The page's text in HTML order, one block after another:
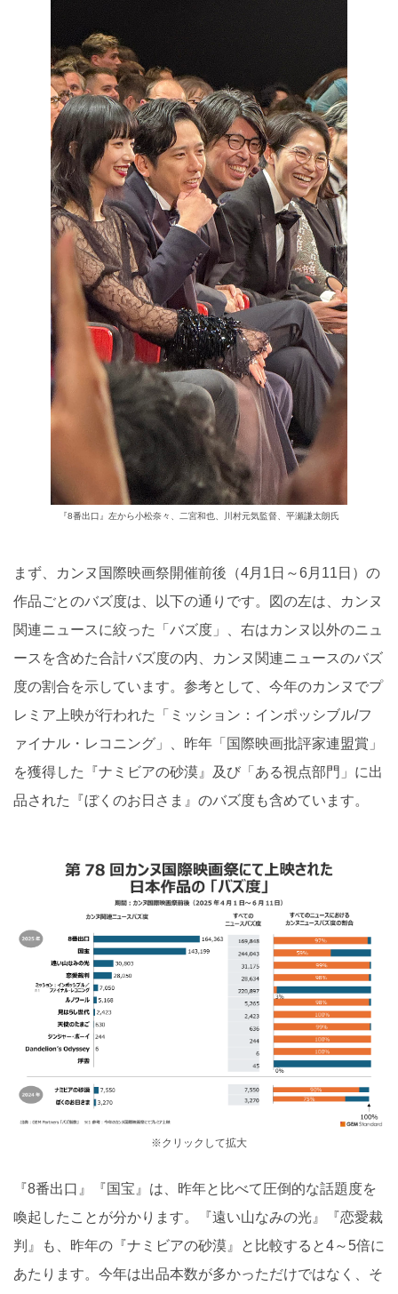
『8番出口』左から小松奈々、二宮和也、川村元気監督、平瀬謙太朗氏
まず、カンヌ国際映画祭開催前後（4月1日～6月11日）の
作品ごとのバズ度は、以下の通りです。図の左は、カンヌ
関連ニュースに絞った「バズ度」、右はカンヌ以外のニュ
ースを含めた合計バズ度の内、カンヌ関連ニュースのバズ
度の割合を示しています。参考として、今年のカンヌでプ
レミア上映が行われた「ミッション：インポッシブル/フ
ァイナル・レコニング」、昨年「国際映画批評家連盟賞」
を獲得した『ナミビアの砂漠』及び「ある視点部門」に出
品された『ぼくのお日さま』のバズ度も含めています。
※クリックして拡大
『8番出口』『国宝』は、昨年と比べて圧倒的な話題度を
喚起したことが分かります。『遠い山なみの光』『恋愛裁
判』も、昨年の『ナミビアの砂漠』と比較すると4～5倍に
あたります。今年は出品本数が多かっただけではなく、そ